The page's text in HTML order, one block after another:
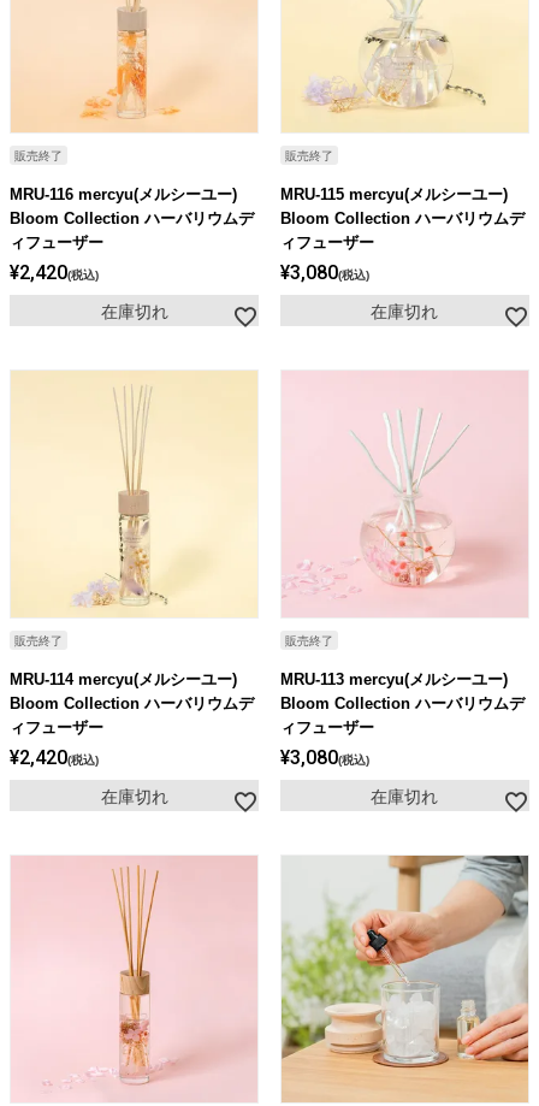
販売終了
MRU-116 mercyu(メルシーユー)
Bloom Collection ハーバリウムデ
ィフューザー
¥2,420 税込
在庫切れ
販売終了
MRU-115 mercyu(メルシーユー)
Bloom Collection ハーバリウムデ
ィフューザー
¥3,080 税込
在庫切れ
販売終了
MRU-114 mercyu(メルシーユー)
Bloom Collection ハーバリウムデ
ィフューザー
¥2,420 税込
在庫切れ
販売終了
MRU-113 mercyu(メルシーユー)
Bloom Collection ハーバリウムデ
ィフューザー
¥3,080 税込
在庫切れ